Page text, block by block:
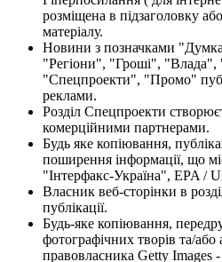
розміщена в підзаголовку
матеріалу.
Новини з позначками
"Регіони", "Гроші",
"Спецпроекти", "Промо"
реклами.
Розділ Спецпроекти
комерційними партнерами.
Будь яке копіювання,
поширення інформації, що
"Інтерфакс-Україна", EPA /
Власник веб-сторінки в
публікації.
Будь-яке копіювання,
фотографічних творів та/або
правовласника Getty Images -